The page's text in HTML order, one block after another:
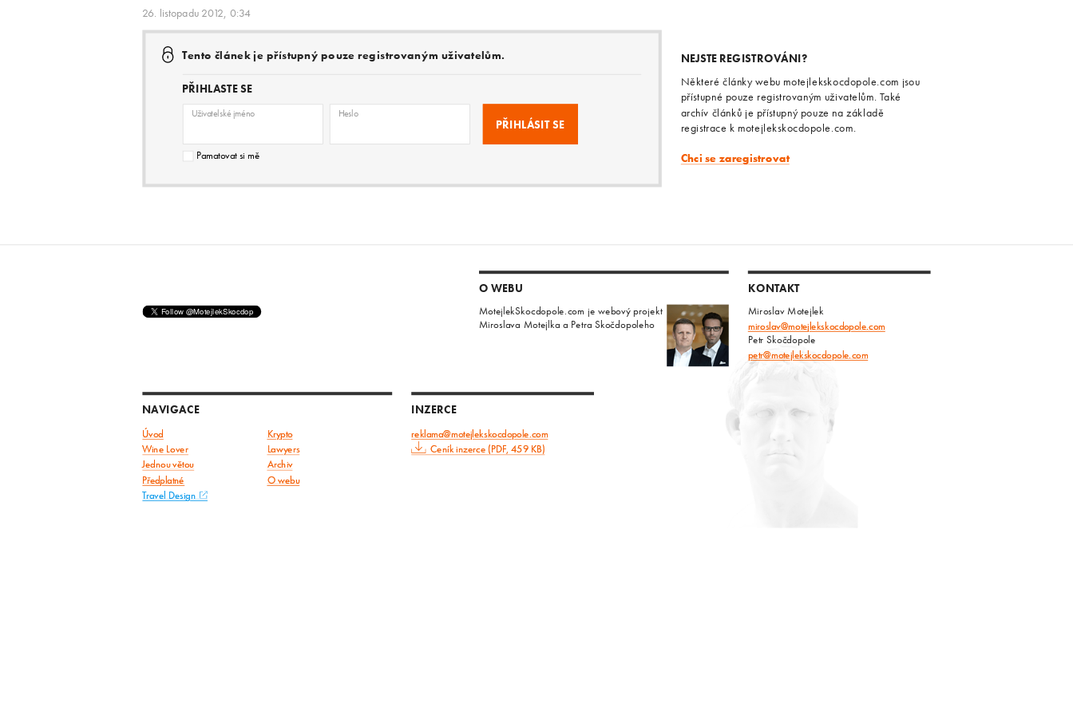
26. listopadu 2012, 0:34
Tento článek je přístupný pouze registrovaným uživatelům.
PŘIHLASTE SE
Uživatelské jméno Heslo
Pamatovat si mě
NEJSTE REGISTROVÁNI?
Některé články webu motejlekskocdopole.com jsou
přístupné pouze registrovaným uživatelům. Také
archív článků je přístupný pouze na základě
registrace k motejlekskocdopole.com.
Chci se zaregistrovat
O WEBU
MotejlekSkocdopole.com je webový projekt
Miroslava Motejlka a Petra Skočdopoleho
KONTAKT
Miroslav Motejlek
miroslav@motejlekskocdopole.com
Petr Skočdopole
petr@motejlekskocdopole.com
NAVIGACE
Úvod
Krypto
Wine Lover
Lawyers
Jednou větou Archiv
Předplatné O webu
Travel Design
INZERCE
reklama@motejlekskocdopole.com
Ceník inzerce (PDF, 459 KB)